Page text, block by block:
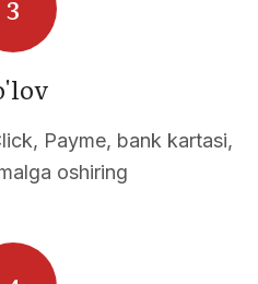
Payme, bank kartasi,
oshiring